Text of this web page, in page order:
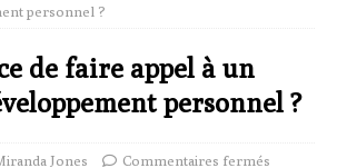
personnel ?
de faire appel à un
personnel ?
Jones Commentaires fermés